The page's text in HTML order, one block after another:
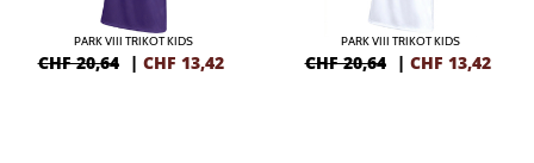
PARK VIII TRIKOT KIDS
CHF 20,64 | CHF 13,42
PARK VIII TRIKOT KIDS
CHF 20,64 | CHF 13,42